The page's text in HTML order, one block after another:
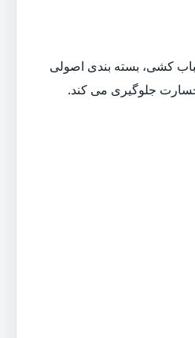
کشی، بسته بندی اصولی
جلوگیری می کند.